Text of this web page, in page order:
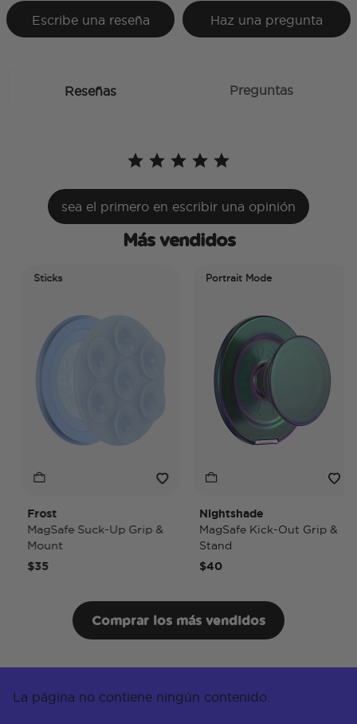
Escribe una reseña Haz una pregunta
Reseñas Preguntas
sea el primero en escribir una opinión
Más vendidos
Sticks
Frost
MagSafe Suck-Up Grip &
Mount
$35
Portrait Mode
Nightshade
MagSafe Kick-Out Grip &
Stand
$40
Comprar los más vendidos
La página no contiene ningún contenido.